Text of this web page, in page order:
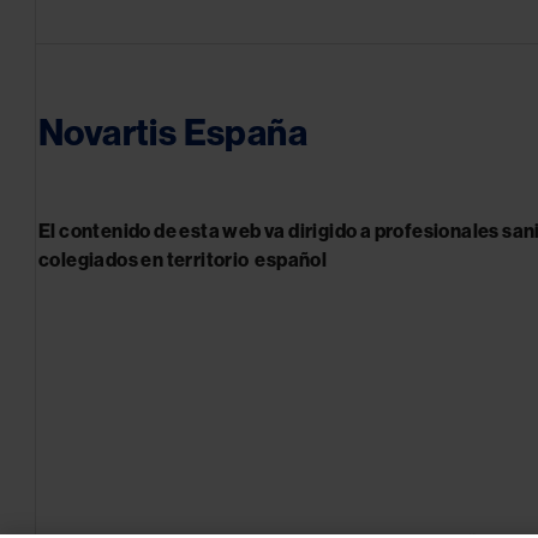
Novartis España
El contenido de esta web va dirigido a profesionales
colegiados en territorio español